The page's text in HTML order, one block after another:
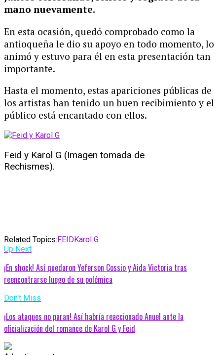
mano nuevamente.
En esta ocasión, quedó comprobado como la
antioqueña le dio su apoyo en todo momento, lo
animó y estuvo para él en esta presentación tan
importante.
Hasta el momento, estas apariciones públicas de
los artistas han tenido un buen recibimiento y el
público está encantado con ellos.
Feid y Karol G (Imagen tomada de
Rechismes).
Related Topics:FEIDKarol G
Up Next
¡En shock! Así quedaron Yeferson Cossio y Aida Victoria tras
reencontrarse luego de su polémica
Don't Miss
¡Los ataques no paran! Así habría reaccionado Anuel ante la
oficialización del romance de Karol G y Feid